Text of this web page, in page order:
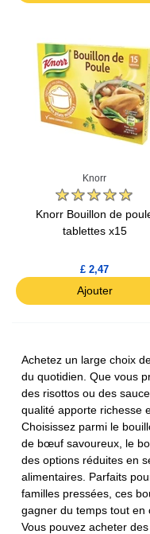
Knorr
Knorr Bouillon de
tablettes x15
£ 2,47
Ajouter
Achetez un large choix
du quotidien. Que vous
des risottos ou des
qualité apporte richesse
Choisissez parmi le
de bœuf savoureux, le
des options réduites en
alimentaires. Parfaits
familles pressées, ces
gagner du temps tout en
Vous pouvez acheter